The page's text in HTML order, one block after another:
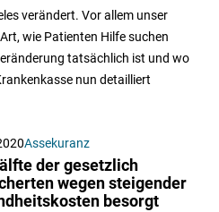
verändert. Vor allem unser
wie Patienten Hilfe suchen
tatsächlich ist und wo
nun detailliert
Assekuranz
der gesetzlich
wegen steigender
besorgt